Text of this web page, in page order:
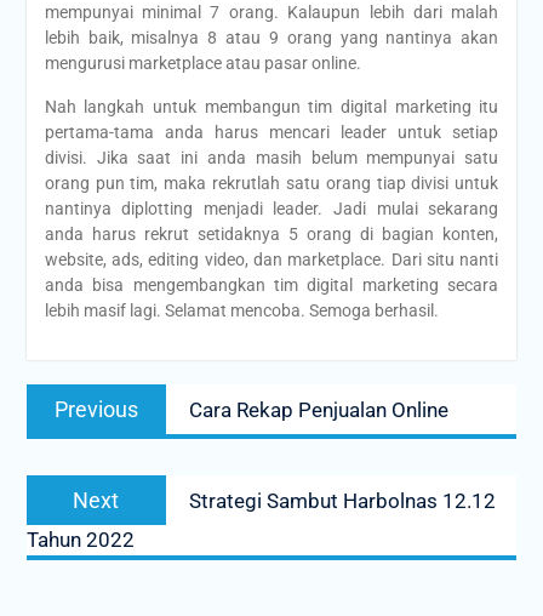
mempunyai minimal 7 orang. Kalaupun lebih dari malah
lebih baik, misalnya 8 atau 9 orang yang nantinya akan
mengurusi marketplace atau pasar online.
Nah langkah untuk membangun tim digital marketing itu
pertama-tama anda harus mencari leader untuk setiap
divisi. Jika saat ini anda masih belum mempunyai satu
orang pun tim, maka rekrutlah satu orang tiap divisi untuk
nantinya diplotting menjadi leader. Jadi mulai sekarang
anda harus rekrut setidaknya 5 orang di bagian konten,
website, ads, editing video, dan marketplace. Dari situ nanti
anda bisa mengembangkan tim digital marketing secara
lebih masif lagi. Selamat mencoba. Semoga berhasil.
Post
navigation
Previous
post:
Cara Rekap Penjualan Online
Next
post:
Strategi Sambut Harbolnas 12.12
Tahun 2022